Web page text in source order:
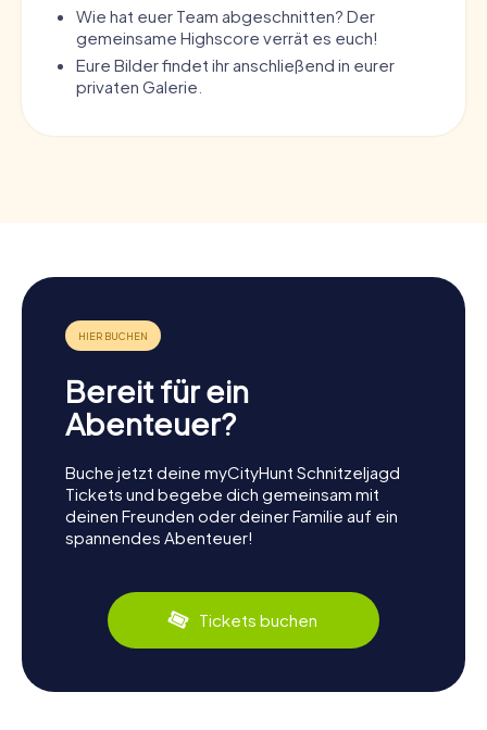
Wie hat euer Team abgeschnitten? Der
gemeinsame Highscore verrät es euch!
Eure Bilder findet ihr anschließend in eurer
privaten Galerie.
Bereit für ein
Abenteuer?
Buche jetzt deine myCityHunt Schnitzeljagd
Tickets und begebe dich gemeinsam mit
deinen Freunden oder deiner Familie auf ein
spannendes Abenteuer!
Tickets buchen